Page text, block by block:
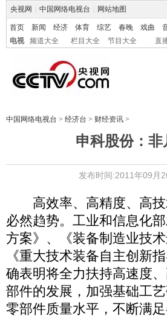
央视网 中国网络电视台 网站地图
首页 新闻 经济 体育 综艺 春晚 戏曲
电视
频道大全 栏目大全 节目大全 直
中国网络电视台 > 经济台 > 财经资讯 >
申科股份：
发布时间:2011年09月
高效率、高精度、高技
必然趋势。工业和信息化
方案》、《装备制造业技
《重大技术装备自主创新
确表明将全力扶持高速度
部件的发展，加强基础工
零部件质量水平，不断满